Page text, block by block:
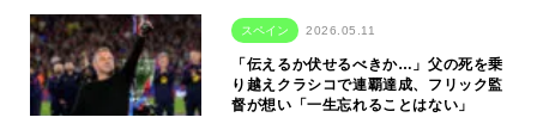
スペイン 2026.05.11
「伝えるか伏せるべきか…」父の死を乗
り越えクラシコで連覇達成、フリック監
督が想い「一生忘れることはない」